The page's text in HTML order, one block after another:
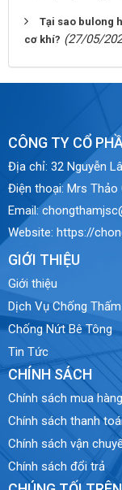
Tại sao bulong
cơ khí? (27/05/
CÔNG TY CỔ
Địa chỉ: 32 Nguyễn
Điện thoại: Mrs Thảo
Email:
Website: https://
GIỚI THIỆU
Giới thiệu
Dịch Vụ Chống Thấm
Chống Nứt Bê Tông
Tin Tức
CHÍNH SÁCH
Chính sách mua hàng
Chính sách thanh
Chính sách vận
Chính sách đổi trả